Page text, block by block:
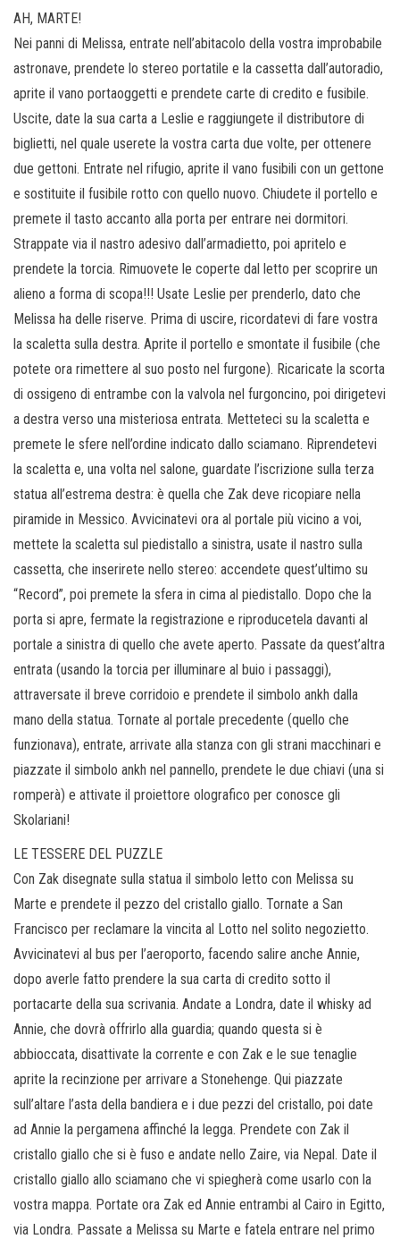
AH, MARTE!
Nei panni di Melissa, entrate nell’abitacolo della vostra improbabile
astronave, prendete lo stereo portatile e la cassetta dall’autoradio,
aprite il vano portaoggetti e prendete carte di credito e fusibile.
Uscite, date la sua carta a Leslie e raggiungete il distributore di
biglietti, nel quale userete la vostra carta due volte, per ottenere
due gettoni. Entrate nel rifugio, aprite il vano fusibili con un gettone
e sostituite il fusibile rotto con quello nuovo. Chiudete il portello e
premete il tasto accanto alla porta per entrare nei dormitori.
Strappate via il nastro adesivo dall’armadietto, poi apritelo e
prendete la torcia. Rimuovete le coperte dal letto per scoprire un
alieno a forma di scopa!!! Usate Leslie per prenderlo, dato che
Melissa ha delle riserve. Prima di uscire, ricordatevi di fare vostra
la scaletta sulla destra. Aprite il portello e smontate il fusibile (che
potete ora rimettere al suo posto nel furgone). Ricaricate la scorta
di ossigeno di entrambe con la valvola nel furgoncino, poi dirigetevi
a destra verso una misteriosa entrata. Metteteci su la scaletta e
premete le sfere nell’ordine indicato dallo sciamano. Riprendetevi
la scaletta e, una volta nel salone, guardate l’iscrizione sulla terza
statua all’estrema destra: è quella che Zak deve ricopiare nella
piramide in Messico. Avvicinatevi ora al portale più vicino a voi,
mettete la scaletta sul piedistallo a sinistra, usate il nastro sulla
cassetta, che inserirete nello stereo: accendete quest’ultimo su
“Record”, poi premete la sfera in cima al piedistallo. Dopo che la
porta si apre, fermate la registrazione e riproducetela davanti al
portale a sinistra di quello che avete aperto. Passate da quest’altra
entrata (usando la torcia per illuminare al buio i passaggi),
attraversate il breve corridoio e prendete il simbolo ankh dalla
mano della statua. Tornate al portale precedente (quello che
funzionava), entrate, arrivate alla stanza con gli strani macchinari e
piazzate il simbolo ankh nel pannello, prendete le due chiavi (una si
romperà) e attivate il proiettore olografico per conosce gli
Skolariani!
LE TESSERE DEL PUZZLE
Con Zak disegnate sulla statua il simbolo letto con Melissa su
Marte e prendete il pezzo del cristallo giallo. Tornate a San
Francisco per reclamare la vincita al Lotto nel solito negozietto.
Avvicinatevi al bus per l’aeroporto, facendo salire anche Annie,
dopo averle fatto prendere la sua carta di credito sotto il
portacarte della sua scrivania. Andate a Londra, date il whisky ad
Annie, che dovrà offrirlo alla guardia; quando questa si è
abbioccata, disattivate la corrente e con Zak e le sue tenaglie
aprite la recinzione per arrivare a Stonehenge. Qui piazzate
sull’altare l’asta della bandiera e i due pezzi del cristallo, poi date
ad Annie la pergamena affinché la legga. Prendete con Zak il
cristallo giallo che si è fuso e andate nello Zaire, via Nepal. Date il
cristallo giallo allo sciamano che vi spiegherà come usarlo con la
vostra mappa. Portate ora Zak ed Annie entrambi al Cairo in Egitto,
via Londra. Passate a Melissa su Marte e fatela entrare nel primo